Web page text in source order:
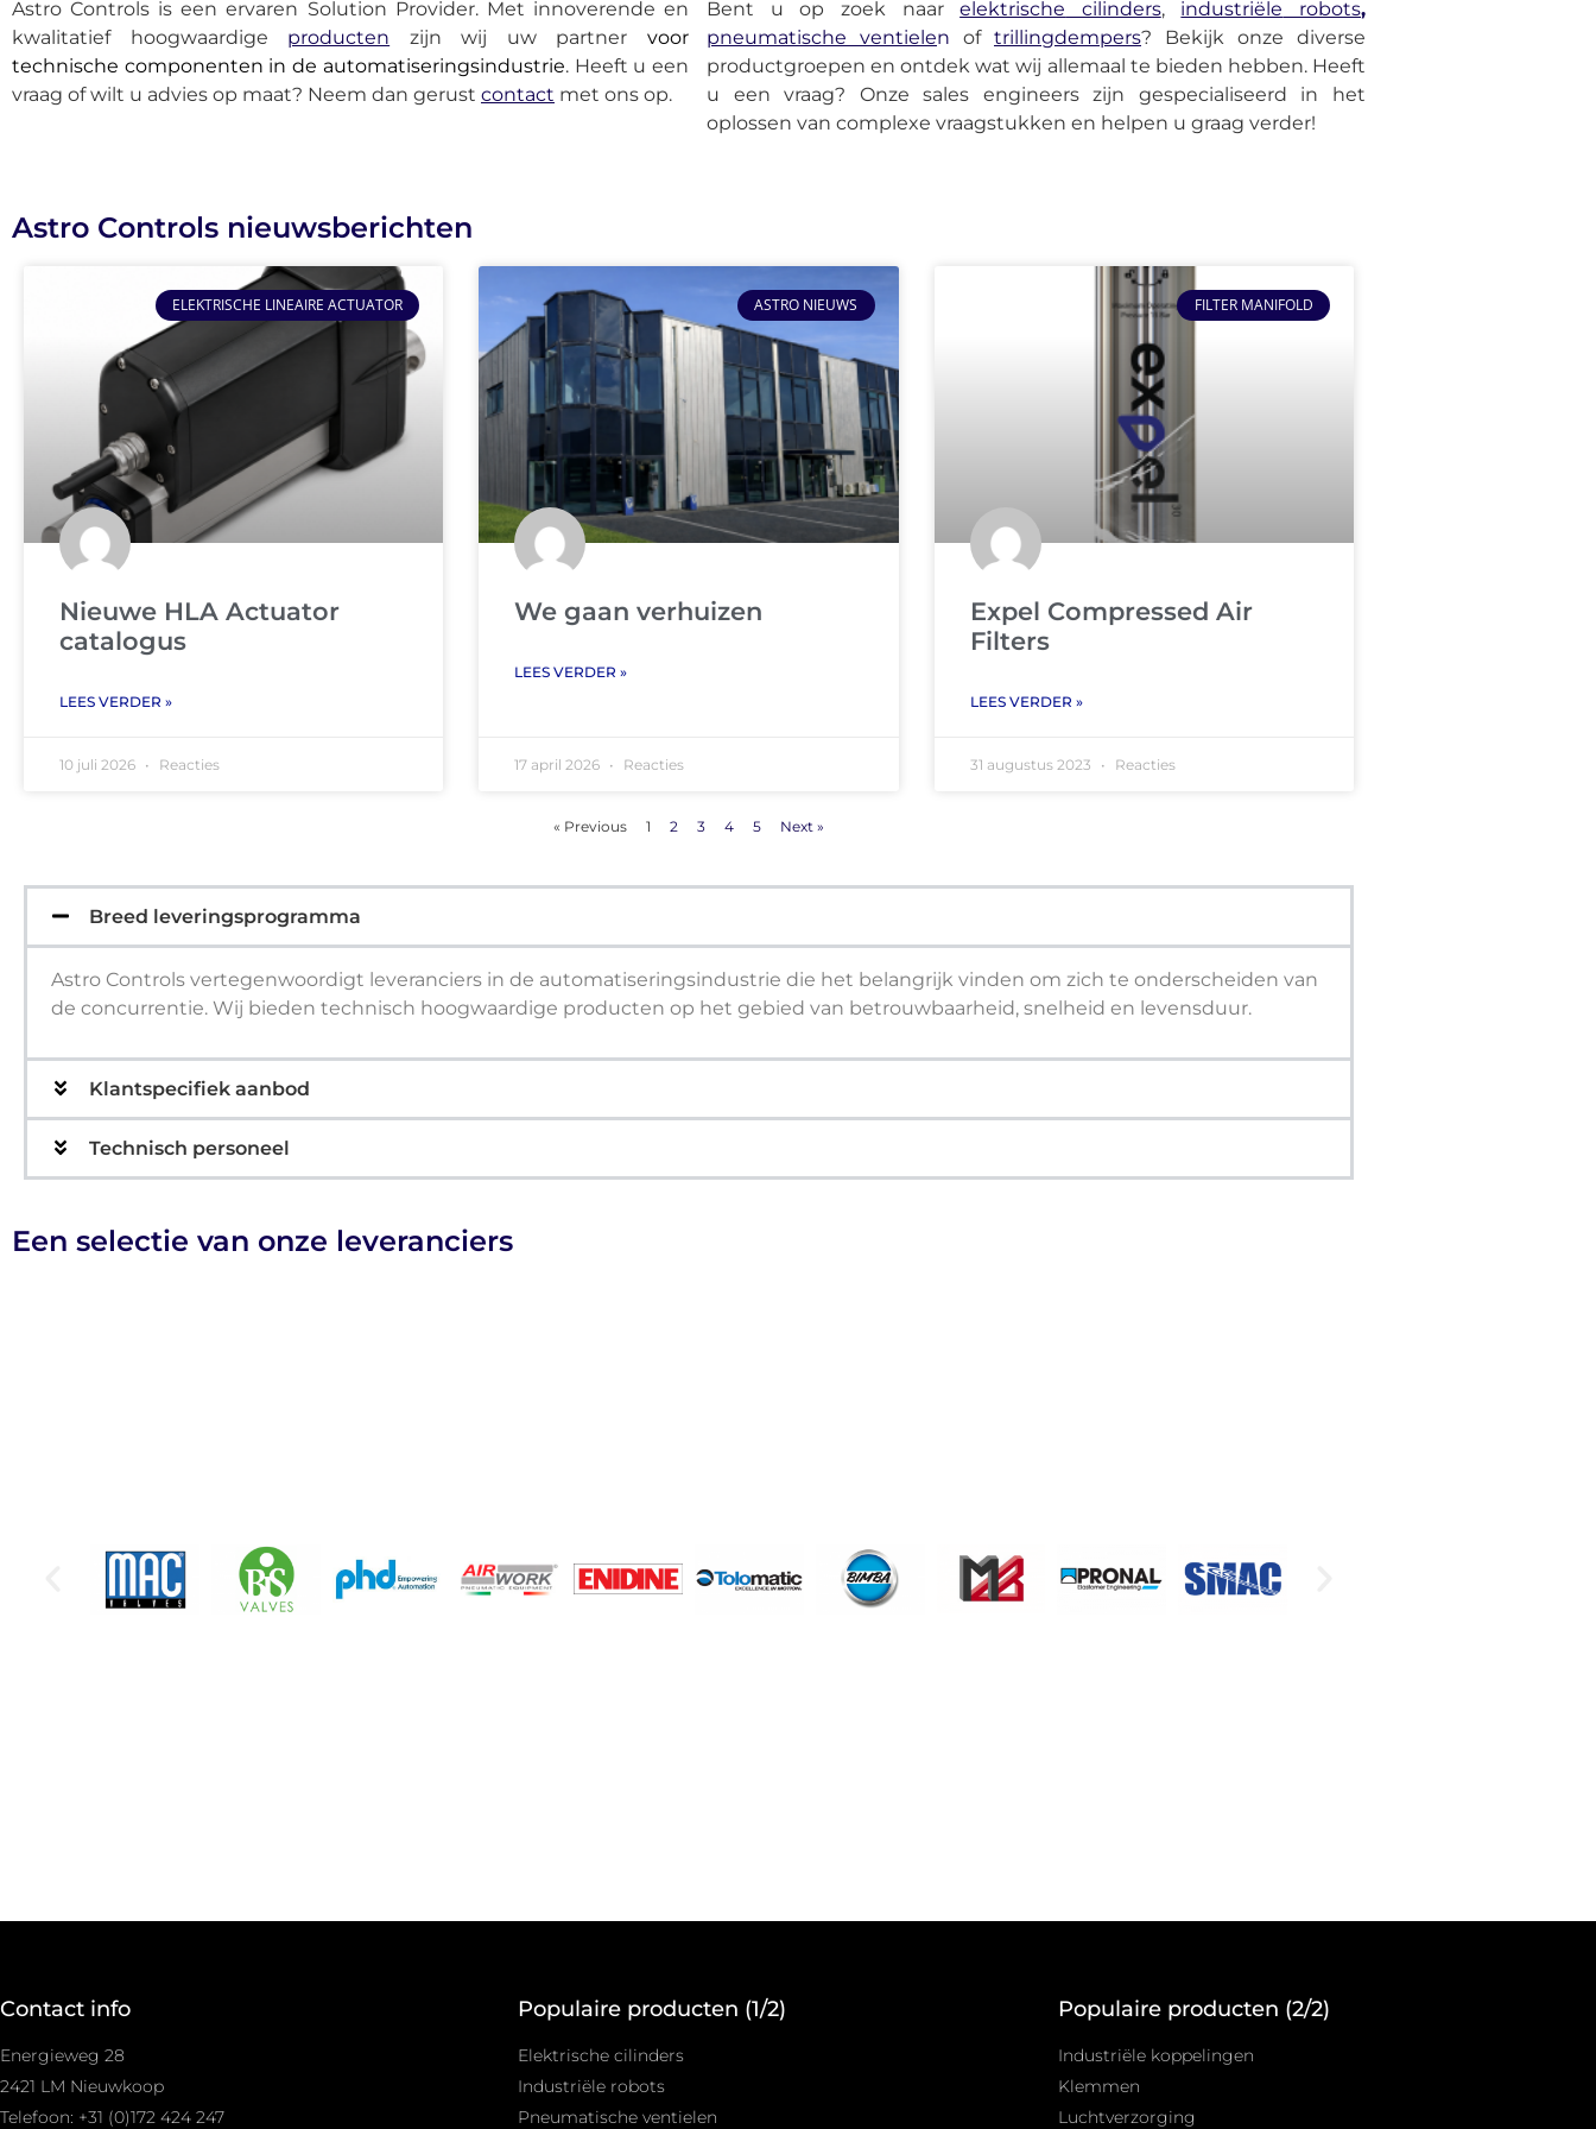
Astro Controls is een ervaren Solution Provider. Met innoverende en
kwalitatief hoogwaardige producten zijn wij uw partnervoor
technische componenten in de automatiseringsindustrie. Heeft u een
vraag of wilt u advies op maat? Neem dan gerust contact met ons op.
Bent u op zoek naarelektrische cilinders, industriële robots,
pneumatische ventielen of trillingdempers? Bekijk onze diverse
productgroepen en ontdek wat wij allemaal te bieden hebben. Heeft
u een vraag? Onze sales engineers zijn gespecialiseerd in het
oplossen van complexe vraagstukken en helpen u graag verder!
Astro Controls nieuwsberichten
ELEKTRISCHE LINEAIRE ACTUATOR
Nieuwe HLA Actuator
catalogus
LEES VERDER »
10 juli 2026 Reacties
ASTRO NIEUWS
We gaan verhuizen
LEES VERDER »
17 april 2026 Reacties
FILTER MANIFOLD
Expel Compressed Air
Filters
LEES VERDER »
31 augustus 2023 Reacties
« Previous 1 2 3 4 5 Next »
Breed leveringsprogramma
Astro Controls vertegenwoordigt leveranciers in de automatiseringsindustrie die het belangrijk vinden om zich te onderscheiden van
de concurrentie. Wij bieden technisch hoogwaardige producten op het gebied van betrouwbaarheid, snelheid en levensduur.
Klantspecifiek aanbod
Technisch personeel
Een selectie van onze leveranciers
Contact info
Energieweg 28
2421 LM Nieuwkoop
Telefoon: +31 (0)172 424 247
Populaire producten (1/2)
Elektrische cilinders
Industriële robots
Pneumatische ventielen
Populaire producten (2/2)
Industriële koppelingen
Klemmen
Luchtverzorging